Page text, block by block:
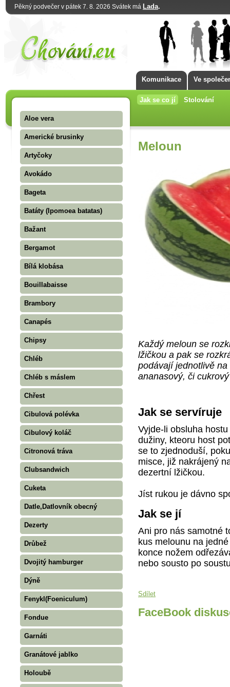
Pěkný podvečer v pátek 7. 8. 2026 Svátek má Lada.
Komunikace Ve
Jak se co jí Stolování
Aloe vera
Americké brusinky
Artyčoky
Avokádo
Bageta
Batáty (Ipomoea batatas)
Bažant
Bergamot
Bílá klobása
Bouillabaisse
Brambory
Canapés
Chipsy
Chléb
Chléb s máslem
Chřest
Cibulová polévka
Cibulový koláč
Citronová tráva
Clubsandwich
Cuketa
Datle,Datlovník obecný
Dezerty
Drůbež
Dvojitý hamburger
Dýně
Fenykl(Foeniculum)
Fondue
Garnáti
Granátové jablko
Holoubě
Meloun
Každý meloun se
lžičkou a pak se
podávají jednotlivě
ananasový, či
Jak se servíruje
Vyjde-li obsluha
dužiny, kteoru host
se to zjednoduší,
misce, již nakrájený
dezertní lžičkou.
Jíst rukou je dávno
Jak se jí
Ani pro nás samotné
kus melounu na
konce nožem
nebo sousto po
Sdílet
FaceBook